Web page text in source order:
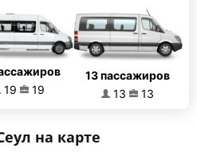
19
19
13 пассажиров
13
13
на карте